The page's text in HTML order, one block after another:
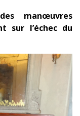
manœuvres
sur l’échec du